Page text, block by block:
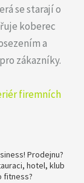
se starají o
koberec
a
zákazníky.
firemních
Prodejnu?
hotel, klub
fitness?